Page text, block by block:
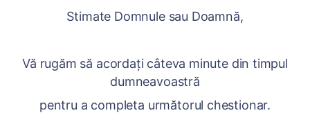
Stimate Domnule sau Doamnă,
Vă rugăm să acordați câteva minute din timpul
dumneavoastră
pentru a completa următorul chestionar.